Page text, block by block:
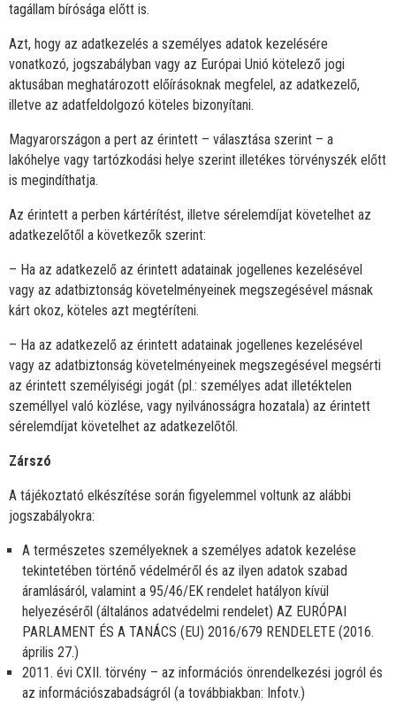
tagállam bírósága előtt is.
Azt, hogy az adatkezelés a személyes adatok kezelésére
vonatkozó, jogszabályban vagy az Európai Unió kötelező jogi
aktusában meghatározott előírásoknak megfelel, az adatkezelő,
illetve az adatfeldolgozó köteles bizonyítani.
Magyarországon a pert az érintett – választása szerint – a
lakóhelye vagy tartózkodási helye szerint illetékes törvényszék előtt
is megindíthatja.
Az érintett a perben kártérítést, illetve sérelemdíjat követelhet az
adatkezelőtől a következők szerint:
– Ha az adatkezelő az érintett adatainak jogellenes kezelésével
vagy az adatbiztonság követelményeinek megszegésével másnak
kárt okoz, köteles azt megtéríteni.
– Ha az adatkezelő az érintett adatainak jogellenes kezelésével
vagy az adatbiztonság követelményeinek megszegésével megsérti
az érintett személyiségi jogát (pl.: személyes adat illetéktelen
személlyel való közlése, vagy nyilvánosságra hozatala) az érintett
sérelemdíjat követelhet az adatkezelőtől.
Zárszó
A tájékoztató elkészítése során figyelemmel voltunk az alábbi
jogszabályokra:
A természetes személyeknek a személyes adatok kezelése
tekintetében történő védelméről és az ilyen adatok szabad
áramlásáról, valamint a 95/46/EK rendelet hatályon kívül
helyezéséről (általános adatvédelmi rendelet) AZ EURÓPAI
PARLAMENT ÉS A TANÁCS (EU) 2016/679 RENDELETE (2016.
április 27.)
2011. évi CXII. törvény – az információs önrendelkezési jogról és
az információszabadságról (a továbbiakban: Infotv.)